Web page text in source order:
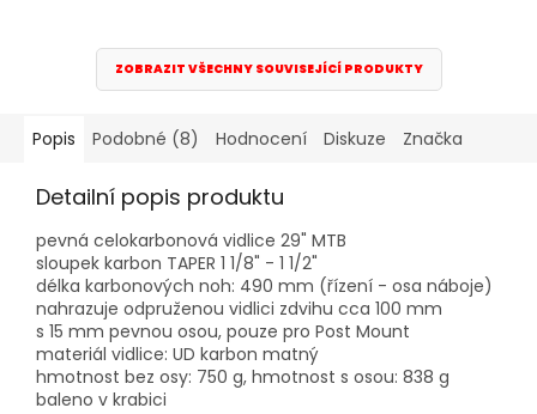
ZOBRAZIT VŠECHNY SOUVISEJÍCÍ PRODUKTY
Popis Podobné (8) Hodnocení Diskuze Značka
Detailní popis produktu
pevná celokarbonová vidlice 29" MTB
sloupek karbon TAPER 1 1/8" - 1 1/2"
délka karbonových noh: 490 mm (řízení - osa náboje)
nahrazuje odpruženou vidlici zdvihu cca 100 mm
s 15 mm pevnou osou, pouze pro Post Mount
materiál vidlice: UD karbon matný
hmotnost bez osy: 750 g, hmotnost s osou: 838 g
baleno v krabici